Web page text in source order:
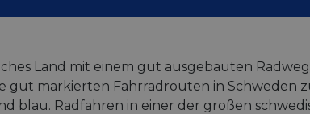
Land mit einem gut ausgebauten
gut markierten Fahrradrouten in Schweden
blau. Radfahren in einer der großen